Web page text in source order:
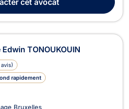
immobilières,...
TONOUKOUIN
)
rapidement
Bruxelles